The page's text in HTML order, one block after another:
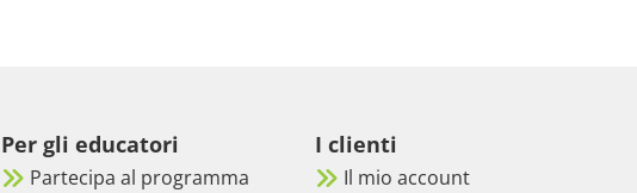
Per gli educatori
Partecipa al programma
I clienti
Il mio account